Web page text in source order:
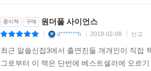
종이책 구매 원더풀 사이언스
d*******h 2019-02-08 신고
최근 알쓸신잡3에서 출연진들 개개인이 직접
그로부터 이 책은 단번에 베스트셀러에 오르